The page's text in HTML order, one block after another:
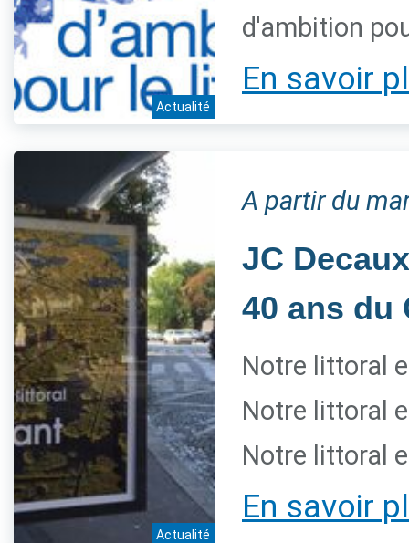
Actualité
d'ambition
En savoir
Actualité
A partir du
JC
40 ans du
Notre littoral
Notre littoral
Notre littoral
En savoir